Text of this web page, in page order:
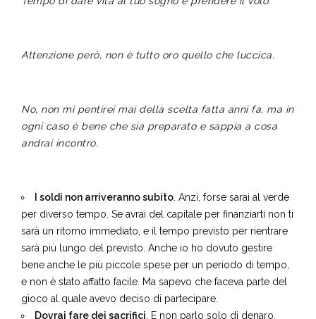
No, non mi pentirei mai della scelta fatta anni fa, ma in
I soldi non arriveranno subito. Anzi, forse sarai al verde
per diverso tempo. Se avrai del capitale per finanziarti non ti
sarà un ritorno immediato, e il tempo previsto per rientrare
sarà più lungo del previsto. Anche io ho dovuto gestire
bene anche le più piccole spese per un periodo di tempo,